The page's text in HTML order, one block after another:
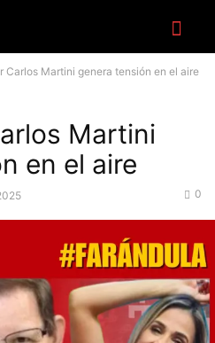
Carlos Martini genera tensión en el aire
Martini
en el aire
0